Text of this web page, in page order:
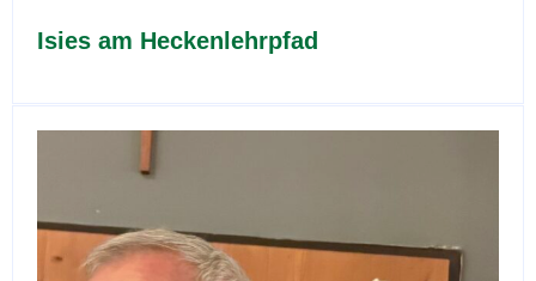
Isies am Heckenlehrpfad